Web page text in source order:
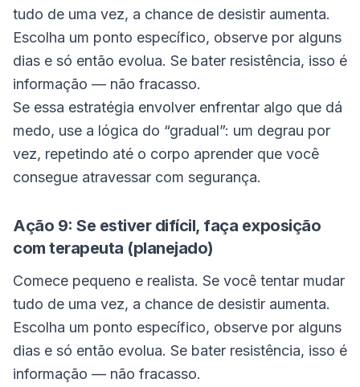
tudo de uma vez, a chance de desistir aumenta.
Escolha um ponto específico, observe por alguns
dias e só então evolua. Se bater resistência, isso é
informação — não fracasso.
Se essa estratégia envolver enfrentar algo que dá
medo, use a lógica do “gradual”: um degrau por
vez, repetindo até o corpo aprender que você
consegue atravessar com segurança.
Ação 9: Se estiver difícil, faça exposição
com terapeuta (planejado)
Comece pequeno e realista. Se você tentar mudar
tudo de uma vez, a chance de desistir aumenta.
Escolha um ponto específico, observe por alguns
dias e só então evolua. Se bater resistência, isso é
informação — não fracasso.